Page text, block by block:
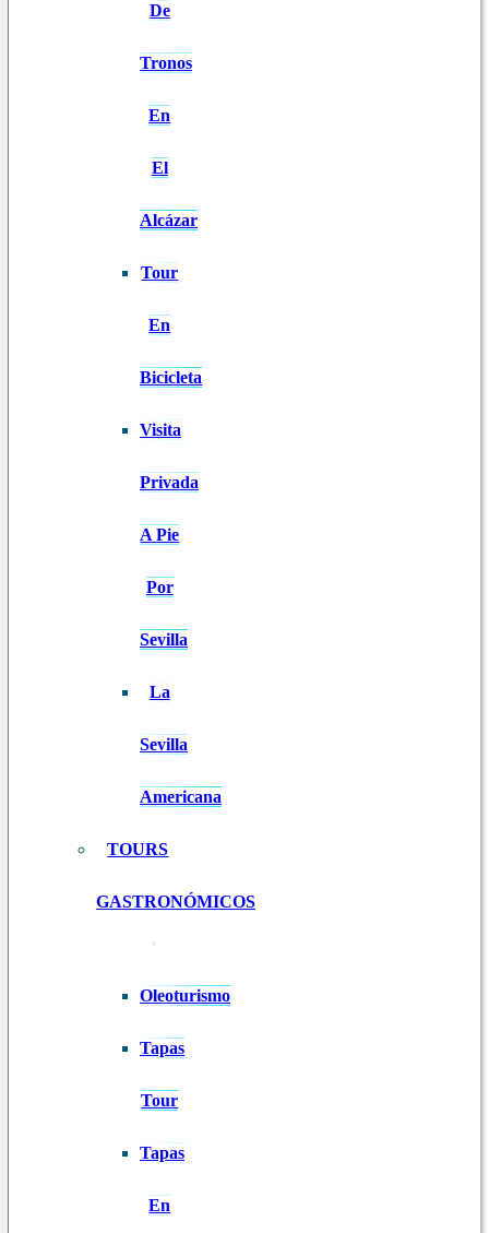
De
Tronos
En
El
Alcázar
Tour
En
Bicicleta
Visita
Privada
A Pie
Por
Sevilla
La
Sevilla
Americana
TOURS
GASTRONÓMICOS
Oleoturismo
Tapas
Tour
Tapas
En